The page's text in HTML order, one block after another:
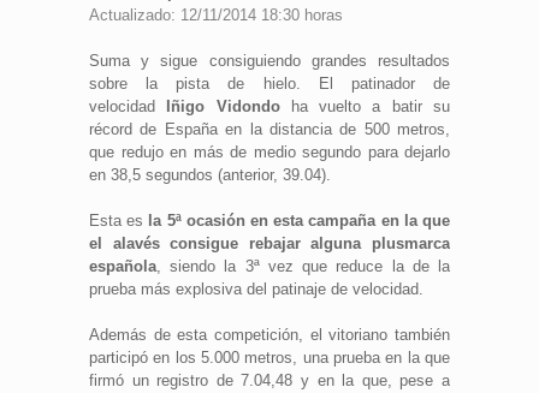
Actualizado: 12/11/2014 18:30 horas
Suma y sigue consiguiendo grandes resultados
sobre la pista de hielo. El patinador de
velocidad
Iñigo Vidondoha vuelto a batir su
récord de España en la distancia de 500 metros,
que redujo en más de medio segundo para dejarlo
en 38,5 segundos (anterior, 39.04).
Esta es la 5ª ocasión en esta campaña en la que
el alavés consigue rebajar alguna plusmarca
española, siendo la 3ª vez que reduce la de la
prueba más explosiva del patinaje de velocidad.
Además de esta competición, el vitoriano también
participó en los 5.000 metros, una prueba en la que
firmó un registro de 7.04,48 y en la que, pese a